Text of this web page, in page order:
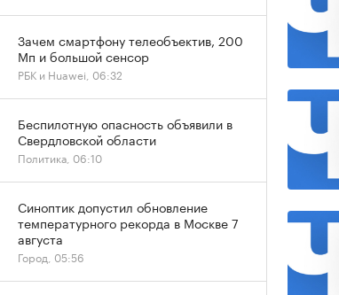
Зачем смартфону телеобъектив, 200
Мп и большой сенсор
РБК и Huawei, 06:32
Беспилотную опасность объявили в
Свердловской области
Политика, 06:10
Синоптик допустил обновление
температурного рекорда в Москве 7
августа
Город, 05:56